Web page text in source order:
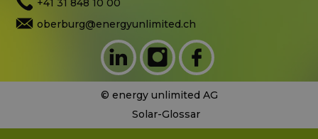
oberburg@energyunlimited.ch
© energy unlimited AG
Solar-Glossar